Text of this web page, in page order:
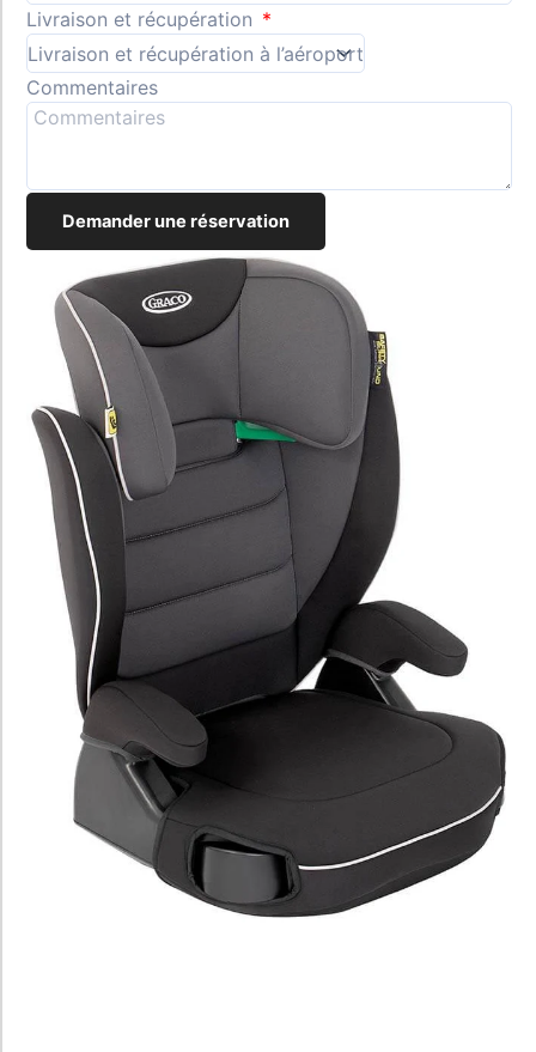
Livraison et récupération
Commentaires
Demander une réservation